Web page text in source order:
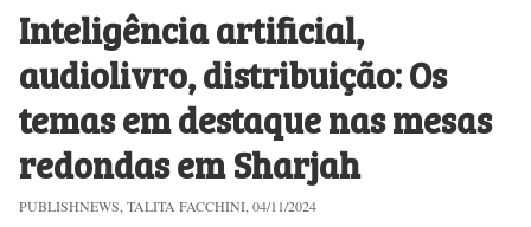
Inteligência artificial,
audiolivro, distribuição: Os
temas em destaque nas mesas
redondas em Sharjah
PUBLISHNEWS, TALITA FACCHINI, 04/11/2024